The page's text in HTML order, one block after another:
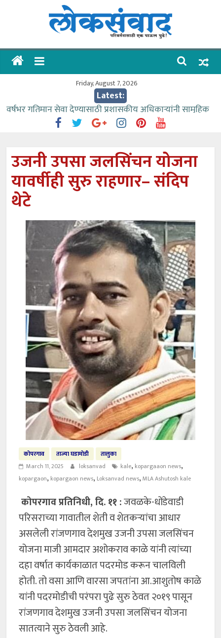
लोकसंवाद
ताज्या
Friday, August 7, 2026
Latest:
वर्षभर गतिमान सेवा देण्यासाठी प्रशासकीय अधिकाऱ्यांनी सामुहिक
प्रयत्न करावे – आमदार काळे
आत्मामालिक गुरूकूलाचे २२८ विद्यार्थी शिष्यवृत्तीस पात्र
ईच्छा आणि मेहनतीच्या बळावर यश मिळवता येते – शिवप्रसाद
पंडोरे
आमदार आशुतोष काळे यांचा वाढदिवस विविध सामाजिक
उपक्रमांनी साजरा
उजनी उपसा जलसिंचन योजना
यावर्षीही सुरु राहणार– संदिप
थेटे
कोपरगाव ताज्या घडामोडी
तालुका
March 11, 2025
loksanvad kale, kopargaaon news,
kopargaon, kopargaon news, Loksanvad news,MLA Ashutosh kale
कोपरगाव प्रतिनिधी, दि. ११ :जवळके-धोंडेवाडी
परिसराच्या गावातील शेती व शेतकऱ्यांचा आधार
असलेली रांजणगाव देशमुख उजनी उपसा जलसिंचन
योजना माजी आमदार अशोकराव काळे यांनी त्यांच्या
दहा वर्षात कार्यकाळात पदरमोड करून चालविली
होती. तो वसा आणि वारसा जपतांना आ.आशुतोष काळे
यांनी पदरमोडीची परंपरा पुढे सुरु ठेवत २०१९ पासून
रांजणगाव देशमुख उजनी उपसा जलसिंचन योजना
सातत्याने सुरु ठेवली आहे.